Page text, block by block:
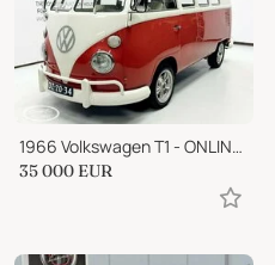
1966 Volkswagen T1 - ONLINE AUCTION
35 000 EUR